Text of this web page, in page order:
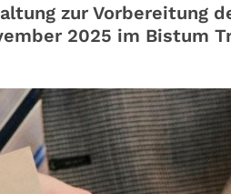
zur Vorbereitung
2025 im Bistum